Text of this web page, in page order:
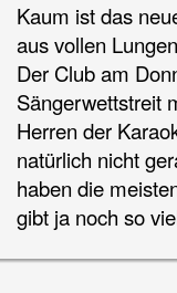
Kaum ist das
aus vollen
Der Club am
Sängerwettstreit
Herren der
natürlich nicht
haben die
gibt ja noch so